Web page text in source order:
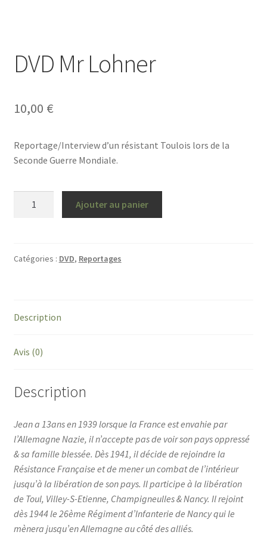
DVD Mr Lohner
10,00 €
Reportage/Interview d’un résistant Toulois lors de la
Seconde Guerre Mondiale.
Ajouter au panier
Catégories : DVD, Reportages
Description
Avis (0)
Description
Jean a 13ans en 1939 lorsque la France est envahie par
l’Allemagne Nazie, il n’accepte pas de voir son pays oppressé
& sa famille blessée. Dès 1941, il décide de rejoindre la
Résistance Française et de mener un combat de l’intérieur
jusqu’à la libération de son pays. Il participe à la libération
de Toul, Villey-S-Etienne, Champigneulles & Nancy. Il rejoint
dès 1944 le 26ème Régiment d’Infanterie de Nancy qui le
mènera jusqu’en Allemagne au côté des alliés.